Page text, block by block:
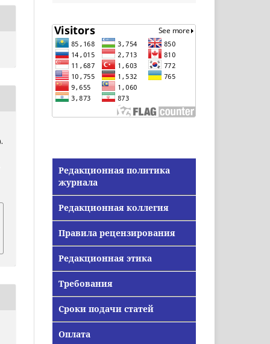
Редакционная политика
журнала
Редакционная коллегия
Правила рецензирования
Редакционная этика
Требования
Сроки подачи статей
Оплата